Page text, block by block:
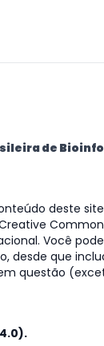
de
deste
Você
desde que
questão